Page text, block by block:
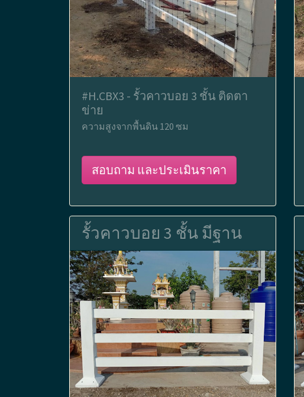
#H.CBX3 - รั้วคาวบอย 3 ชั้น ติดตา
ข่าย
ความสูงจากพื้นดิน 120 ซม
สอบถาม และประเมินราคา
รั้วคาวบอย 3 ชั้น มีฐาน